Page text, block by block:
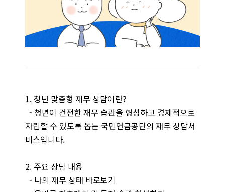
1. 청년 맞춤형 재무 상담이란?
- 청년이 건전한 재무 습관을 형성하고 경제적으로
자립할 수 있도록 돕는 국민연금공단의 재무 상담서
비스입니다.
2. 주요 상담 내용
- 나의 재무 상태 바로보기